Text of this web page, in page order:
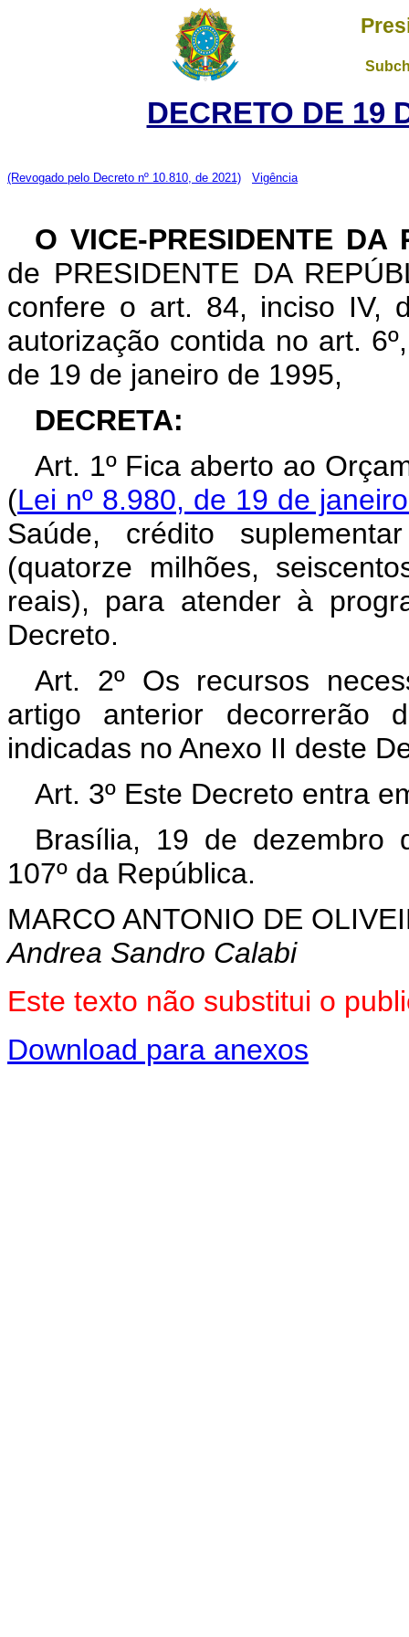
DECRETO DE 19
(Revogado pelo Decreto nº 10.810, de 2021) Vigência
O VICE-PRESIDENTE DA
de PRESIDENTE DA
confere o art. 84, inciso IV,
autorização contida no art.
de 19 de janeiro de 1995,
DECRETA:
Art. 1º Fica aberto ao
(Lei nº 8.980, de 19 de
Saúde, crédito
(quatorze milhões,
reais), para atender à
Decreto.
Art. 2º Os recursos
artigo anterior decorrerão
indicadas no Anexo II deste
Art. 3º Este Decreto entra
Brasília, 19 de dezembro
107º da República.
MARCO ANTONIO DE
Andrea Sandro Calabi
Este texto não substitui o
Download para anexos